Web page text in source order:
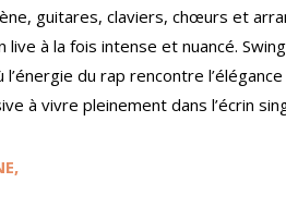
guitares, claviers, chœurs et
à la fois intense et nuancé.
du rap rencontre
à vivre pleinement dans l’écrin